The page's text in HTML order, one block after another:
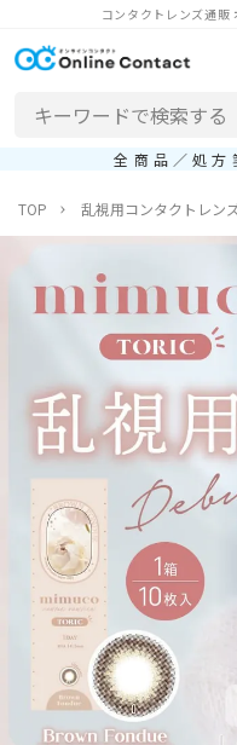
コンタクトレンズ通
全商品／処方
TOP 乱視用コンタクトレン